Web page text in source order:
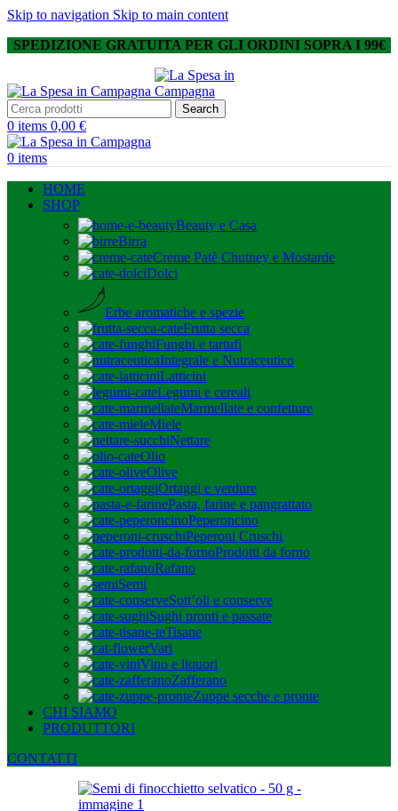
Skip to navigation Skip to main content
SPEDIZIONE GRATUITA PER GLI ORDINI SOPRA I 99€
Search
0 items 0,00 €
0 items
HOME
SHOP
Beauty e Casa
Birra
Creme Patè Chutney e Mostarde
Dolci
Erbe aromatiche e spezie
Frutta secca
Funghi e tartufi
Integrale e Nutraceutico
Latticini
Legumi e cereali
Marmellate e confetture
Miele
Nettare
Olio
Olive
Ortaggi e verdure
Pasta, farine e pangrattato
Peperoncino
Peperoni Cruschi
Prodotti da forno
Rafano
Semi
Sott’oli e conserve
Sughi pronti e passate
Tisane
Vari
Vino e liquori
Zafferano
Zuppe secche e pronte
CHI SIAMO
PRODUTTORI
CONTATTI